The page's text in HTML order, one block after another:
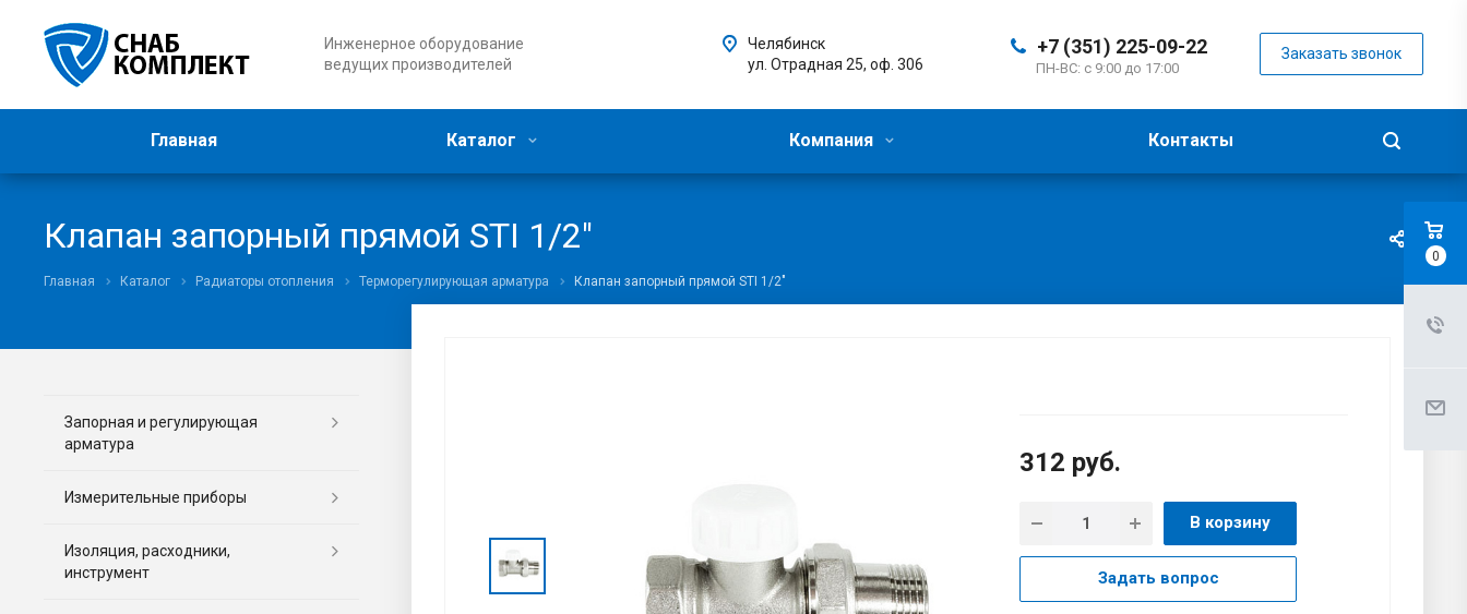
Инженерное оборудование
ведущих производителей
+7 (351) 225-09-22
ПН-ВС: с 9:00 до 17:00
Заказать звонок
Челябинск
ул. Отрадная 25, оф. 306
Главная Каталог Компания Контакты
Клапан запорный прямой STI 1/2"
Главная Каталог Радиаторы отопления Терморегулирующая арматура Клапан запорный прямой STI 1/2"
312 руб.
В корзину
Задать вопрос
Запорная и регулирующая
арматура
Измерительные приборы
Изоляция, расходники,
инструмент
0